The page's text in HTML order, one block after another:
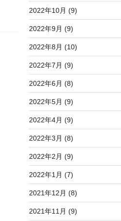
2022年10月 (9)
2022年9月 (9)
2022年8月 (10)
2022年7月 (9)
2022年6月 (8)
2022年5月 (9)
2022年4月 (9)
2022年3月 (8)
2022年2月 (9)
2022年1月 (7)
2021年12月 (8)
2021年11月 (9)